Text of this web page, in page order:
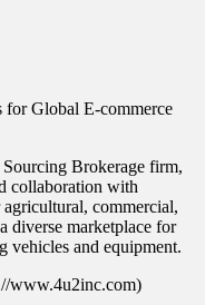
Global E-commerce
Brokerage firm,
collaboration with
commercial,
diverse marketplace for
vehicles and equipment.
www.4u2inc.com)